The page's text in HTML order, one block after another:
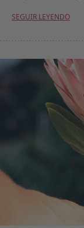
SEGUIR LEYENDO